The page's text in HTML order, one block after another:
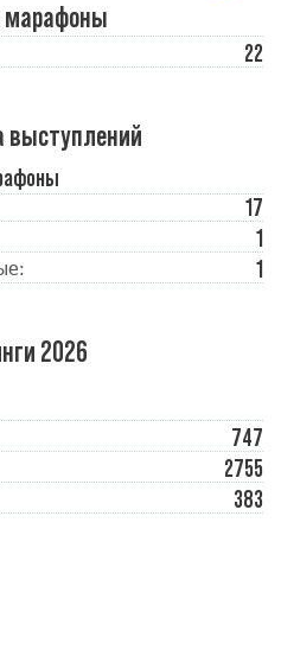
22
выступлений
17
1
1
2026
747
2755
383